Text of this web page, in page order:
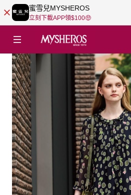
蜜雪兒MYSHEROS
立刻下載APP領$100🤑